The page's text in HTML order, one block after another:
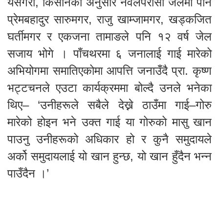
प्रेमबहादुर सारुमगर, राजु खाम्जामगर, खड्कजित
घर्तीमगर र एकजना तामाङले पनि १२ वर्ष जेल
सजाय भोगे । पाँचथरमा ६ जनालाई गाई मारेको
अभियोगमा समातिएकोमा आपत्ति जनाउँदै प्रा. कृष्ण
भट्टचनले एउटा कार्यक्रममा बोल्दै उनले भनेका
थिए– ‘उनीहरूले सबैले देख्ने ठाउँमा गाई–गोरु
मारेको होइन भने उक्त गाई या गोरुको मासु खान
पाउनु उनीहरूको अधिकार हो र कुनै समुदायले
अर्को समुदायलाई यो खान हुन्छ, यो खान हुँदैन भन्न
पाउँदैन ।’